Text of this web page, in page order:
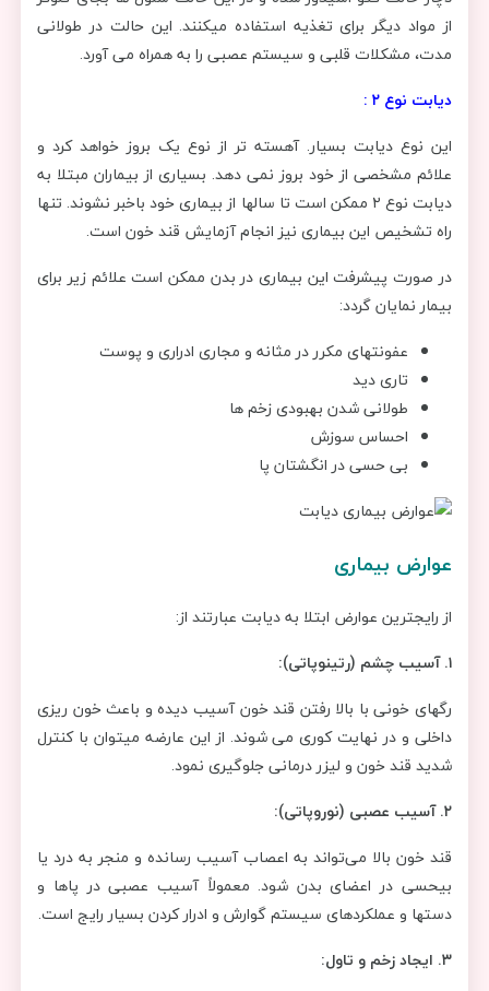
از مواد دیگر برای تغذیه استفاده میکنند. این حالت در طولانی
مدت، مشکلات قلبی و سیستم عصبی را به همراه می آورد.
دیابت نوع ۲ :
این نوع دیابت بسیار. آهسته تر از نوع یک بروز خواهد کرد و
علائم مشخصی از خود بروز نمی دهد. بسیاری از بیماران مبتلا به
دیابت نوع ۲ ممکن است تا سالها از بیماری خود باخبر نشوند. تنها
راه تشخیص این بیماری نیز انجام آزمایش قند خون است.
در صورت پیشرفت این بیماری در بدن ممکن است علائم زیر برای
بیمار نمایان گردد:
عفونتهای مکرر در مثانه و مجاری ادراری و پوست
تاری دید
طولانی شدن بهبودی زخم‌ ها
احساس سوزش
بی حسی در انگشتان پا
عوارض بیماری
از رایجترین عوارض ابتلا به دیابت عبارتند از:
۱. آسیب چشم (رتینوپاتی):
رگهای خونی با بالا رفتن قند خون آسیب دیده و باعث خون ریزی
داخلی و در نهایت کوری می شوند. از این عارضه میتوان با کنترل
شدید قند خون و لیزر درمانی جلوگیری نمود.
۲. آسیب عصبی (نوروپاتی):
قند خون بالا می‌تواند به اعصاب آسیب رسانده و منجر به درد یا
بیحسی در اعضای بدن شود. معمولاً آسیب عصبی در پا‌ها و
دستها و عملکرد‌های سیستم گوارش و ادرار کردن بسیار رایج است.
۳. ایجادزخم و تاول: